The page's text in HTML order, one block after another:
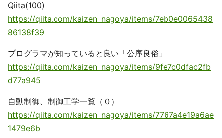
Qiita(100)
https://qiita.com/kaizen_nagoya/items/7eb0e0065438
86138f39
プログラマが知っていると良い「公序良俗」
https://qiita.com/kaizen_nagoya/items/9fe7c0dfac2fb
d77a945
自動制御、制御工学一覧（０）
https://qiita.com/kaizen_nagoya/items/7767a4e19a6ae
1479e6b